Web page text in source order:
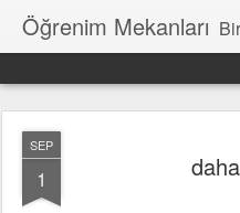
Öğrenim Mekanları Bir
SEP
1